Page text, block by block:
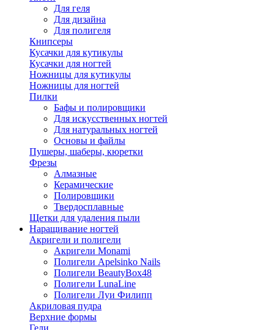
Для геля
Для дизайна
Для полигеля
Книпсеры
Кусачки для кутикулы
Кусачки для ногтей
Ножницы для кутикулы
Ножницы для ногтей
Пилки
Бафы и полировщики
Для искусственных ногтей
Для натуральных ногтей
Основы и файлы
Пушеры, шаберы, кюретки
Фрезы
Алмазные
Керамические
Полировщики
Твердосплавные
Щетки для удаления пыли
Наращивание ногтей
Акригели и полигели
Акригели Monami
Полигели Apelsinko Nails
Полигели BeautyBox48
Полигели LunaLine
Полигели Луи Филипп
Акриловая пудра
Верхние формы
Гели